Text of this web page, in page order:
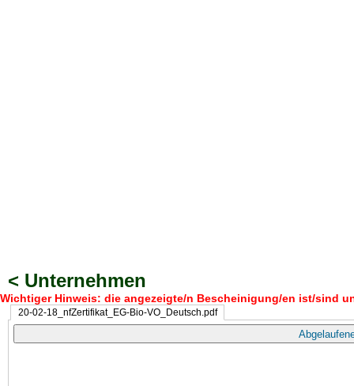
< Unternehmen
Wichtiger Hinweis: die angezeigte/n Bescheinigung/en ist/sind
20-02-18_nfZertifikat_EG-Bio-VO_Deutsch.pdf